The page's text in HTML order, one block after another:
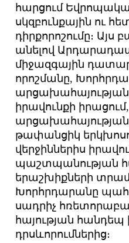
հարցում
սկզբունքային ու
դիրքորոշումը։ Այս
անելով
միջազգային
որոշմանը,
իրավունքի իրացում,
արցախահայության
թափանցիկ
վերջիններիս
պաշտպանության
երաշխիքների
Խորհրդարանը
սադրիչ
հայության
դրսևորումներից։